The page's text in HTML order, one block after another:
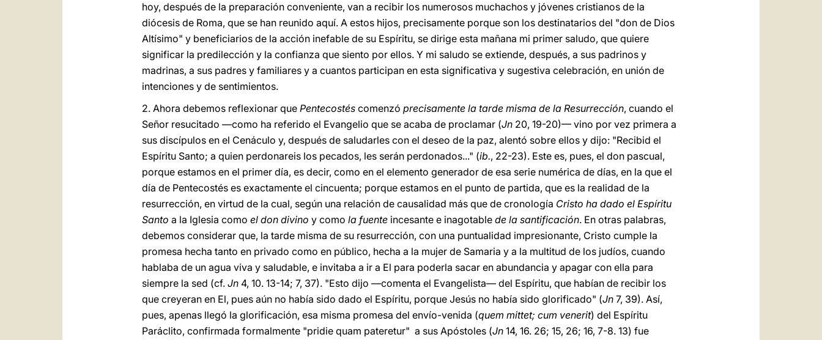
hoy, después de la preparación conveniente, van a recibir los numerosos muchachos y jóvenes cristianos de la
diócesis de Roma, que se han reunido aquí. A estos hijos, precisamente porque son los destinatarios del "don de Dios
Altísimo" y beneficiarios de la acción inefable de su Espíritu, se dirige esta mañana mi primer saludo, que quiere
significar la predilección y la confianza que siento por ellos. Y mi saludo se extiende, después, a sus padrinos y
madrinas, a sus padres y familiares y a cuantos participan en esta significativa y sugestiva celebración, en unión de
intenciones y de sentimientos.
2. Ahora debemos reflexionar que Pentecostés comenzó precisamente la tarde misma de la Resurrección, cuando el
Señor resucitado —como ha referido el Evangelio que se acaba de proclamar (Jn 20, 19-20)— vino por vez primera a
sus discípulos en el Cenáculo y, después de saludarles con el deseo de la paz, alentó sobre ellos y dijo: "Recibid el
Espíritu Santo; a quien perdonareis los pecados, les serán perdonados..." (ib., 22-23). Este es, pues, el don pascual,
porque estamos en el primer día, es decir, como en el elemento generador de esa serie numérica de días, en la que el
día de Pentecostés es exactamente el cincuenta; porque estamos en el punto de partida, que es la realidad de la
resurrección, en virtud de la cual, según una relación de causalidad más que de cronología Cristo ha dado el Espíritu
Santo a la Iglesia como el don divino y como la fuente incesante e inagotable de la santificación. En otras palabras,
debemos considerar que, la tarde misma de su resurrección, con una puntualidad impresionante, Cristo cumple la
promesa hecha tanto en privado como en público, hecha a la mujer de Samaria y a la multitud de los judíos, cuando
hablaba de un agua viva y saludable, e invitaba a ir a El para poderla sacar en abundancia y apagar con ella para
siempre la sed (cf. Jn 4, 10. 13-14; 7, 37). "Esto dijo —comenta el Evangelista— del Espíritu, que habían de recibir los
que creyeran en El, pues aún no había sido dado el Espíritu, porque Jesús no había sido glorificado" (Jn 7, 39). Así,
pues, apenas llegó la glorificación, esa misma promesa del envío-venida (quem mittet; cum venerit) del Espíritu
Paráclito, confirmada formalmente "pridie quam pateretur" a sus Apóstoles (Jn 14, 16. 26; 15, 26; 16, 7-8. 13) fue